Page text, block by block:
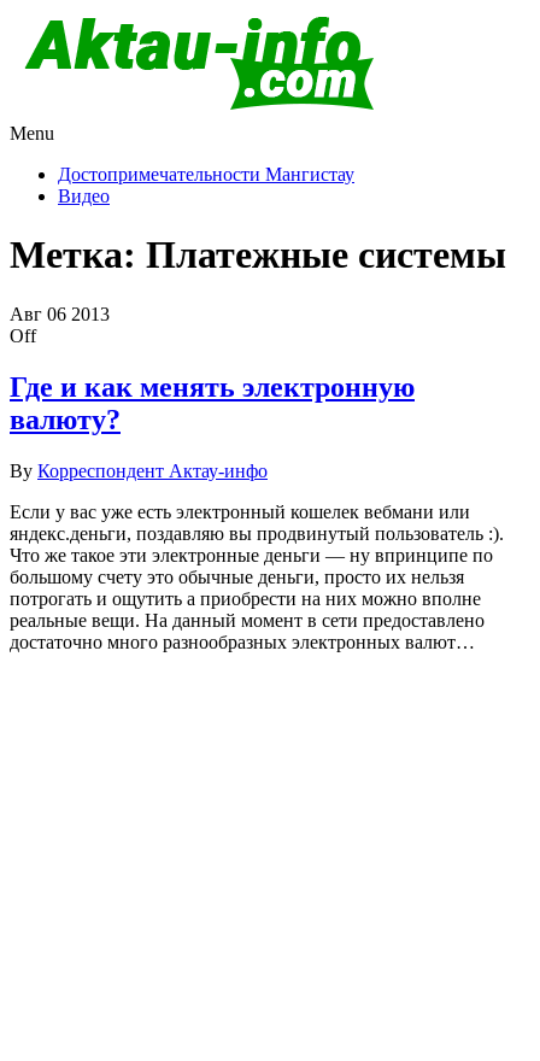
Казахстан
Menu
Достопримечательности Мангистау
Видео
Метка: Платежные системы
Авг 06 2013
Off
Где и как менять электронную
валюту?
By Корреспондент Актау-инфо
Если у вас уже есть электронный кошелек вебмани или
яндекс.деньги, поздавляю вы продвинутый пользователь :).
Что же такое эти электронные деньги — ну впринципе по
большому счету это обычные деньги, просто их нельзя
потрогать и ощутить а приобрести на них можно вполне
реальные вещи. На данный момент в сети предоставлено
достаточно много разнообразных электронных валют…